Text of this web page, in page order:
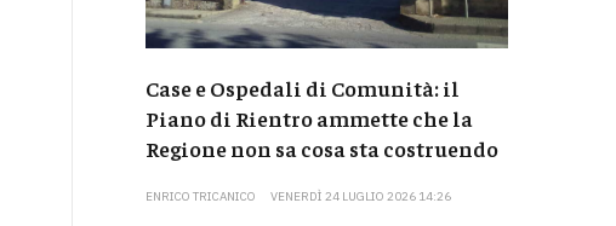
Case e Ospedali di Comunità: il
Piano di Rientro ammette che la
Regione non sa cosa sta costruendo
ENRICO TRICANICO VENERDÌ 24 LUGLIO 2026 14:26